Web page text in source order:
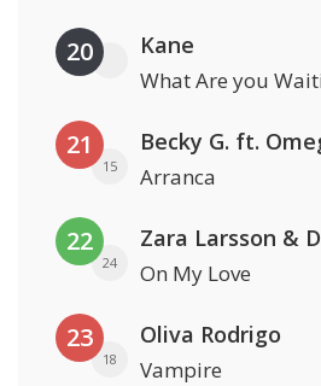
20 Kane
What Are you
21
15
Becky G. ft.
Arranca
22
24
Zara Larsson &
On My Love
23
18
Oliva Rodrigo
Vampire